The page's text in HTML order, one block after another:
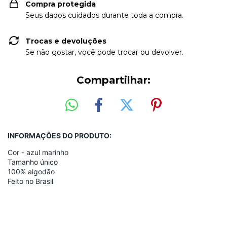
Compra protegida
Seus dados cuidados durante toda a compra.
Trocas e devoluções
Se não gostar, você pode trocar ou devolver.
Compartilhar:
INFORMAÇÕES DO PRODUTO:
Cor - azul marinho
Tamanho único
100% algodão
Feito no Brasil